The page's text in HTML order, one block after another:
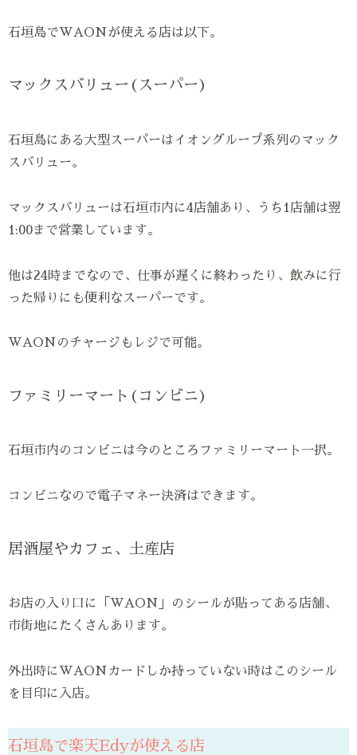
石垣島でWAONが使える店は以下。
マックスバリュー(スーパー)
石垣島にある大型スーパーはイオングループ系列のマック
スバリュー。
マックスバリューは石垣市内に4店舗あり、うち1店舗は翌
1:00まで営業しています。
他は24時までなので、仕事が遅くに終わったり、飲みに行
った帰りにも便利なスーパーです。
WAONのチャージもレジで可能。
ファミリーマート(コンビニ)
石垣市内のコンビニは今のところファミリーマート一択。
コンビニなので電子マネー決済はできます。
居酒屋やカフェ、土産店
お店の入り口に「WAON」のシールが貼ってある店舗、
市街地にたくさんあります。
外出時にWAONカードしか持っていない時はこのシール
を目印に入店。
石垣島で楽天Edyが使える店